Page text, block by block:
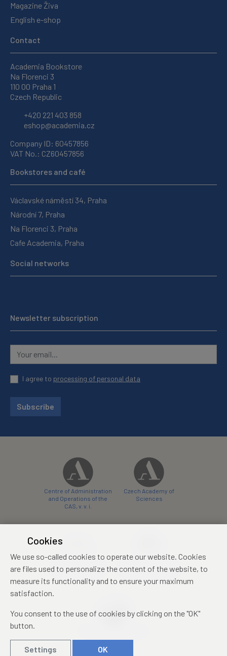
Magazine Živa
English e-shop
Contact
Academia Bookstore
Na Florenci 3
110 00 Praha 1
Czech Republic
+420 221 403 858
eshop@academia.cz
Company ID: 60457856
VAT No.: CZ60457856
Bookstores and café
Václavské náměstí 34, Praha
Národní 7, Praha
Na Florenci 3, Praha
Cafe Academia, Praha
Social networks
Newsletter subscription
I agree to processing of personal data
Subscribe
Centre of Administration
and Operations of the
CAS, v. v. i.
Czech Academy of
Sciences
conference centre
konferenční centrum
Cookies
We use so-called cookies to operate our website. Cookies
are files used to personalize the content of the website, to
measure its functionality and to ensure your maximum
satisfaction.
You consent to the use of cookies by clicking on the "OK"
button.
Settings OK